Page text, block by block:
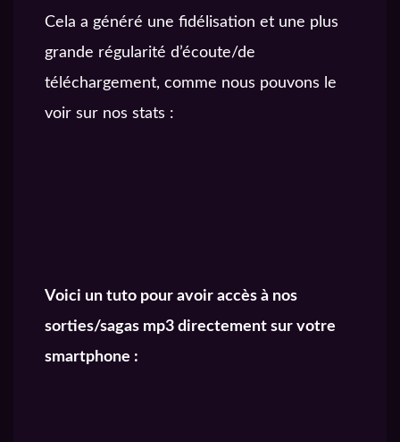
Cela a généré une fidélisation et une plus
grande régularité d’écoute/de
téléchargement, comme nous pouvons le
voir sur nos stats :
Voici un tuto pour avoir accès à nos
sorties/sagas mp3 directement sur votre
smartphone :